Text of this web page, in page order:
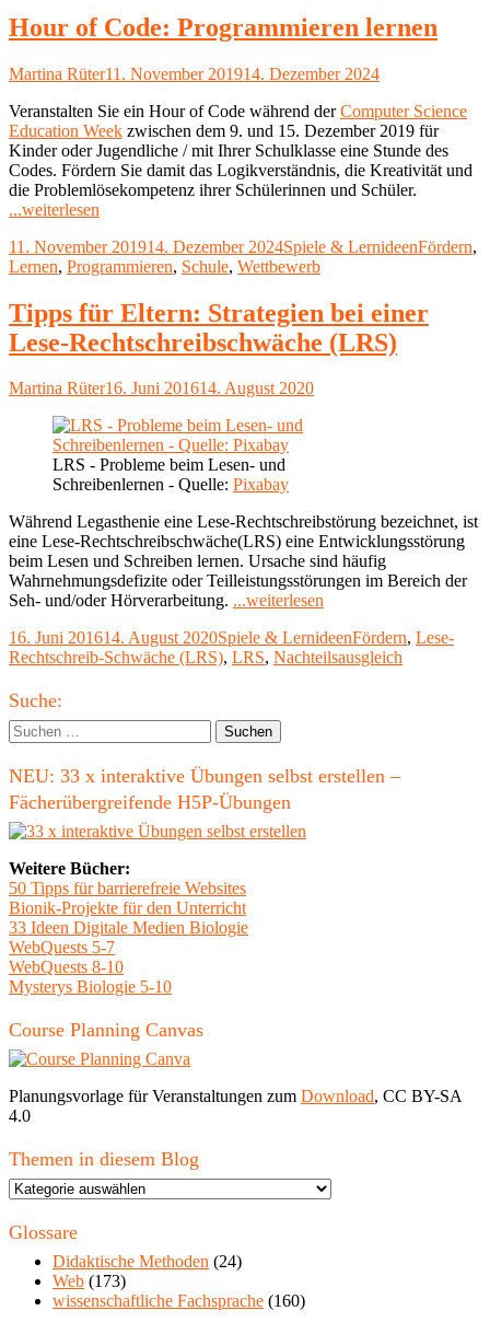
Hour of Code: Programmieren lernen
Autor
Martina RüterVeröffentlicht
11. November 201914. Dezember 2024
Veranstalten Sie ein Hour of Code während derComputer Science
Education Week zwischen dem 9. und 15. Dezember 2019 für
Kinder oder Jugendliche / mit Ihrer Schulklasse eine Stunde des
Codes. Fördern Sie damit das Logikverständnis, die Kreativität und
die Problemlösekompetenz ihrer Schülerinnen und Schüler.
...weiterlesen
Code:
Programmieren
Veröffentlicht
am
11. November 201914. Dezember 2024Kategorien
Spiele & LernideenFördern,
Lernen, Programmieren, Schule, Wettbewerb
Tipps für Eltern: Strategien bei einer
Lese-Rechtschreibschwäche (LRS)
Autor
Martina RüterVeröffentlicht
16. Juni 201614. August 2020
LRS - Probleme beim Lesen- und
Schreibenlernen - Quelle: Pixabay
Während Legasthenie eine Lese-Rechtschreibstörung bezeichnet, ist
eine Lese-Rechtschreibschwäche(LRS) eine Entwicklungsstörung
beim Lesen und Schreiben lernen. Ursache sind häufig
Wahrnehmungsdefizite oder Teilleistungsstörungen im Bereich der
Seh- und/oder Hörverarbeitung. ...weiterlesen
Eltern:
Strategien
Veröffentlicht
am
16. Juni 201614. August 2020Kategorien
Spiele & LernideenSchlagwörter
Fördern, Lese-
Rechtschreib-Schwäche (LRS), LRS, Nachteilsausgleich
Haupt-
Seitenleiste
Suche:
Suchen
nach:
NEU: 33 x interaktive Übungen selbst erstellen –
Fächerübergreifende H5P-Übungen
Weitere Bücher:
50 Tipps für barrierefreie Websites
Bionik-Projekte für den Unterricht
33 Ideen Digitale Medien Biologie
WebQuests 5-7
WebQuests 8-10
Mysterys Biologie 5-10
Course Planning Canvas
Planungsvorlage für Veranstaltungen zum Download, CC BY-SA
4.0
Themen in diesem Blog
Themen
diesem
Glossare
Didaktische Methoden (24)
Web (173)
wissenschaftliche Fachsprache (160)